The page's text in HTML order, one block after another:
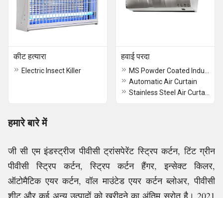
कीट हत्यारा
Electric Insect Killer
हवाई परदा
Automatic Air Curtain
हमारे बारे में
जी सी एम इंडस्ट्रीज पीवीसी ट्रांसपेरेंट स्ट्रिप कर्टन, टिंट ग्रीन
पीवीसी स्ट्रिप कर्टन, स्ट्रिप कर्टन हैंगर, इन्सेक्ट किलर,
ऑटोमैटिक एयर कर्टन, वॉल माउंटेड एयर कर्टन ब्लोअर, पीवीसी
शीट और कई अन्य उत्पादों को खरीदने का अंतिम स्रोत है। 2021